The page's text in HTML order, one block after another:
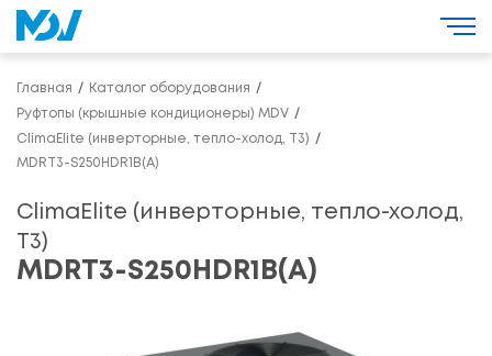
Главная Каталог оборудования
Руфтопы (крышные кондиционеры) MDV
ClimaElite (инверторные, тепло-холод, Т3)
MDRT3-S250HDR1B(A)
ClimaElite (инверторные, тепло-холод,
Т3)
MDRT3-S250HDR1B(A)